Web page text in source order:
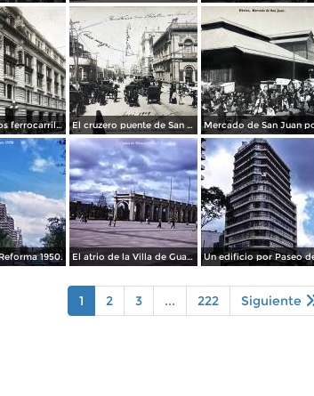
Edicicio de los ferrocarriles. El cruzero puente de San Francisco y Guardiola por el fotografo Felix Miret.
1950. El atrio de la Villa de Guadalupe 1950.
1 2 3 ... 222 Siguiente